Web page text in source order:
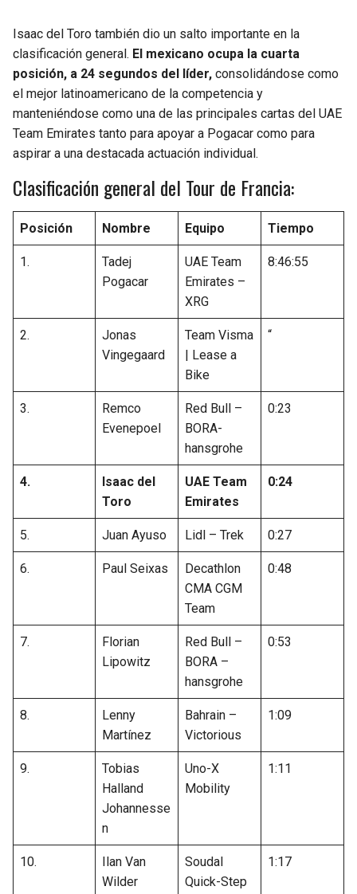
Isaac del Toro también dio un salto importante en la
clasificación general. El mexicano ocupa la cuarta
posición, a 24 segundos del líder, consolidándose como
el mejor latinoamericano de la competencia y
manteniéndose como una de las principales cartas del UAE
Team Emirates tanto para apoyar a Pogacar como para
aspirar a una destacada actuación individual.
Clasificación general del Tour de Francia:
Posición Nombre Equipo Tiempo
1.
Tadej
Pogacar
UAE Team
Emirates –
XRG
8:46:55
2.
Jonas
Vingegaard
Team Visma
| Lease a
Bike
“
3.
Remco
Evenepoel
Red Bull –
BORA-
hansgrohe
0:23
4.
Isaac del
Toro
UAE Team
Emirates
0:24
5. Juan Ayuso Lidl – Trek 0:27
6. Paul Seixas
Decathlon
CMA CGM
Team
0:48
7.
Florian
Lipowitz
Red Bull –
BORA –
hansgrohe
0:53
8.
Lenny
Martínez
Bahrain –
Victorious
1:09
9.
Tobias
Halland
Johannesse
n
Uno-X
Mobility
1:11
10.
Ilan Van
Wilder
Soudal
Quick-Step
1:17